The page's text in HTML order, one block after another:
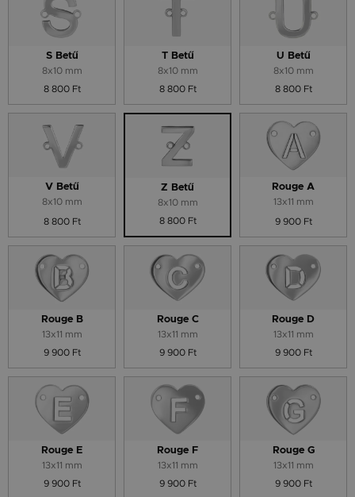
S Betű
8x10 mm
8 800 Ft
T Betű
8x10 mm
8 800 Ft
U Betű
8x10 mm
8 800 Ft
V Betű
8x10 mm
8 800 Ft
Z Betű
8x10 mm
8 800 Ft
Rouge A
13x11 mm
9 900 Ft
Rouge B
13x11 mm
9 900 Ft
Rouge C
13x11 mm
9 900 Ft
Rouge D
13x11 mm
9 900 Ft
Rouge E
13x11 mm
9 900 Ft
Rouge F
13x11 mm
9 900 Ft
Rouge G
13x11 mm
9 900 Ft